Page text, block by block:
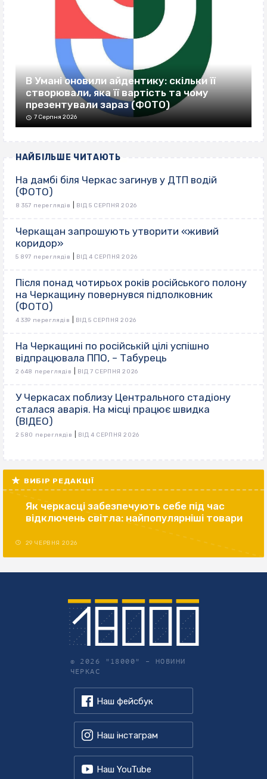
В Умані оновили айдентику: скільки її
створювали, яка її вартість та чому
презентували зараз (ФОТО)
7 Серпня 2026
НАЙБІЛЬШЕ ЧИТАЮТЬ
На дамбі біля Черкас загинув у ДТП водій
(ФОТО)
8 357 переглядів ВІД 5 СЕРПНЯ 2026
Черкащан запрошують утворити «живий
коридор»
5 897 переглядів ВІД 4 СЕРПНЯ 2026
Після понад чотирьох років російського полону
на Черкащину повернувся підполковник
(ФОТО)
4 339 переглядів ВІД 5 СЕРПНЯ 2026
На Черкащині по російській цілі успішно
відпрацювала ППО, – Табурець
2 648 переглядів ВІД 7 СЕРПНЯ 2026
У Черкасах поблизу Центрального стадіону
сталася аварія. На місці працює швидка
(ВІДЕО)
2 580 переглядів ВІД 4 СЕРПНЯ 2026
ВИБІР РЕДАКЦІЇ
Як черкасці забезпечують себе під час
відключень світла: найпопулярніші товари
29 ЧЕРВНЯ 2026
© 2026 "18000" – НОВИНИ
ЧЕРКАС
Наш фейсбук
Наш інстаграм
Наш YouTube